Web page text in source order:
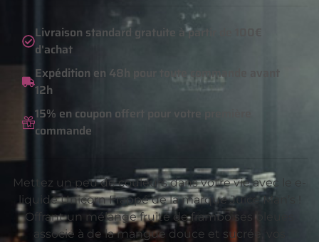
Livraison standard gratuite à partir de 100€
d'achat
Expédition en 48h pour toute commande avant
12h
15% en coupon offert pour votre première
commande
Mettez un peu de couleurs dans votre vie avec le e-
liquide Unicorn Frappé de la marque Juice Man’s !
Offrant un mélange fruité de framboises bleues
associé à de la mangue douce et sucrée, vos